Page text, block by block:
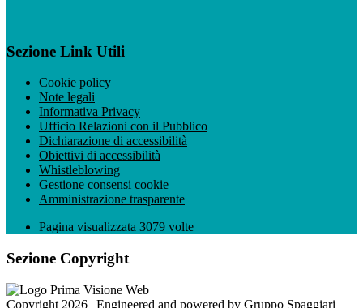
Sezione Link Utili
Cookie policy
Note legali
Informativa Privacy
Ufficio Relazioni con il Pubblico
Dichiarazione di accessibilità
Obiettivi di accessibilità
Whistleblowing
Gestione consensi cookie
Amministrazione trasparente
Pagina visualizzata 3079 volte
Sezione Copyright
Copyright 2026 | Engineered and powered by Gruppo Spaggiari